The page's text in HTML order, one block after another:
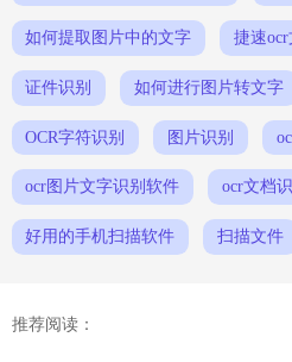
如何提取图片中的文字 捷速
证件识别 如何进行图片转文字
OCR字符识别 图片识别
ocr图片文字识别软件 ocr文档
好用的手机扫描软件 扫描文件
推荐阅读：